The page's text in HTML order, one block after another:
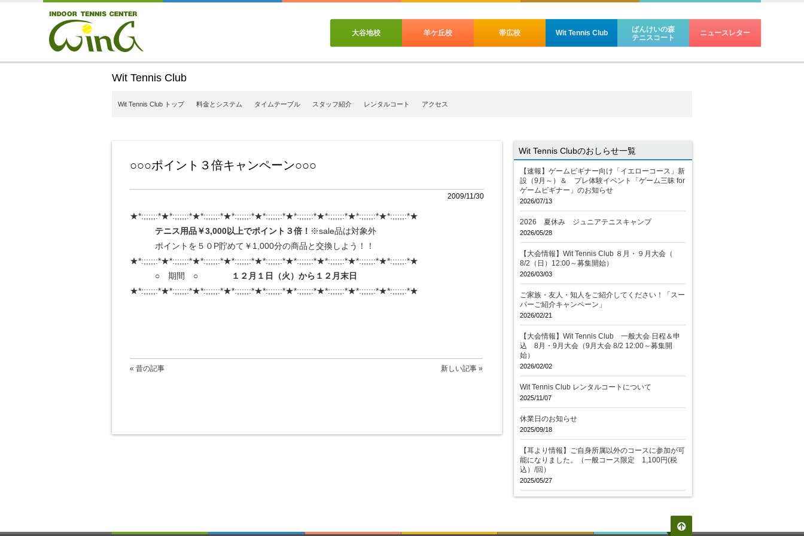
大谷地校 羊ケ丘校 帯広校 Wit Tennis Club
ばんけいの森
テニスコート
ニュースレター
Wit Tennis Club
Wit Tennis Club トップ 料金とシステム タイムテーブル スタッフ紹介 レンタルコート アクセス
○○○ポイント３倍キャンペーン○○○
2009/11/30
★*:;;;;;:*★*:;;;;;:*★*:;;;;;:*★*:;;;;;:*★*:;;;;;:*★*:;;;;;:*★*:;;;;;:*★*:;;;;;:*★*:;;;;;:*★
テニス用品￥3,000以上でポイント３倍！ ※sale品は対象外
ポイントを５０P貯めて￥1,000分の商品と交換しよう！！
★*:;;;;;:*★*:;;;;;:*★*:;;;;;:*★*:;;;;;:*★*:;;;;;:*★*:;;;;;:*★*:;;;;;:*★*:;;;;;:*★*:;;;;;:*★
○ 期間 ○
１２月１日（火）から１２月末日
★*:;;;;;:*★*:;;;;;:*★*:;;;;;:*★*:;;;;;:*★*:;;;;;:*★*:;;;;;:*★*:;;;;;:*★*:;;;;;:*★*:;;;;;:*★
« 昔の記事 新しい記事 »
Wit Tennis Clubのおしらせ一覧
【速報】ゲームビギナー向け「イエローコース」新
設（9月～）＆ プレ体験イベント「ゲーム三昧 for
ゲームビギナー」のお知らせ
2026/07/13
2026 夏休み ジュニアテニスキャンプ
2026/05/28
【大会情報】Wit Tennis Club ８月・９月大会（
8/2（日）12:00～募集開始）
2026/03/03
ご家族・友人・知人をご紹介してください！「スー
パーご紹介キャンペーン」
2026/02/21
【大会情報】Wit Tennis Club 一般大会 日程＆申
込 8月・9月大会（9月大会 8/2 12:00～募集開
始）
2026/02/02
Wit Tennis Club レンタルコートについて
2025/11/07
休業日のお知らせ
2025/09/18
【耳より情報】ご自身所属以外のコースに参加が可
能になりました。（一般コース限定 1,100円(税
込）/回）
2025/05/27